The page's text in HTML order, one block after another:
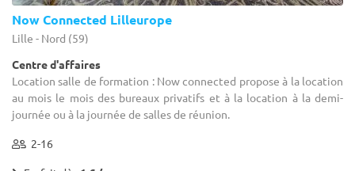
Now Connected Lilleurope
Lille - Nord (59)
Centre d'affaires
Location salle de formation : Now connected propose à la location
au mois le mois des bureaux privatifs et à la location à la demi-
journée ou à la journée de salles de réunion.
2-16